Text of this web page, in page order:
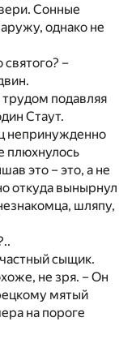
Сонные
однако не
святого? –
трудом подавляя
Стаут.
непринужденно
плюхнулось
это – это, а не
откуда вынырнул
шляпу,
сыщик.
не зря. – Он
мятый
на пороге